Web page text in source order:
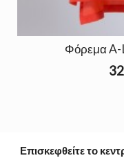
Φόρεμα A-
Επισκεφθείτε το